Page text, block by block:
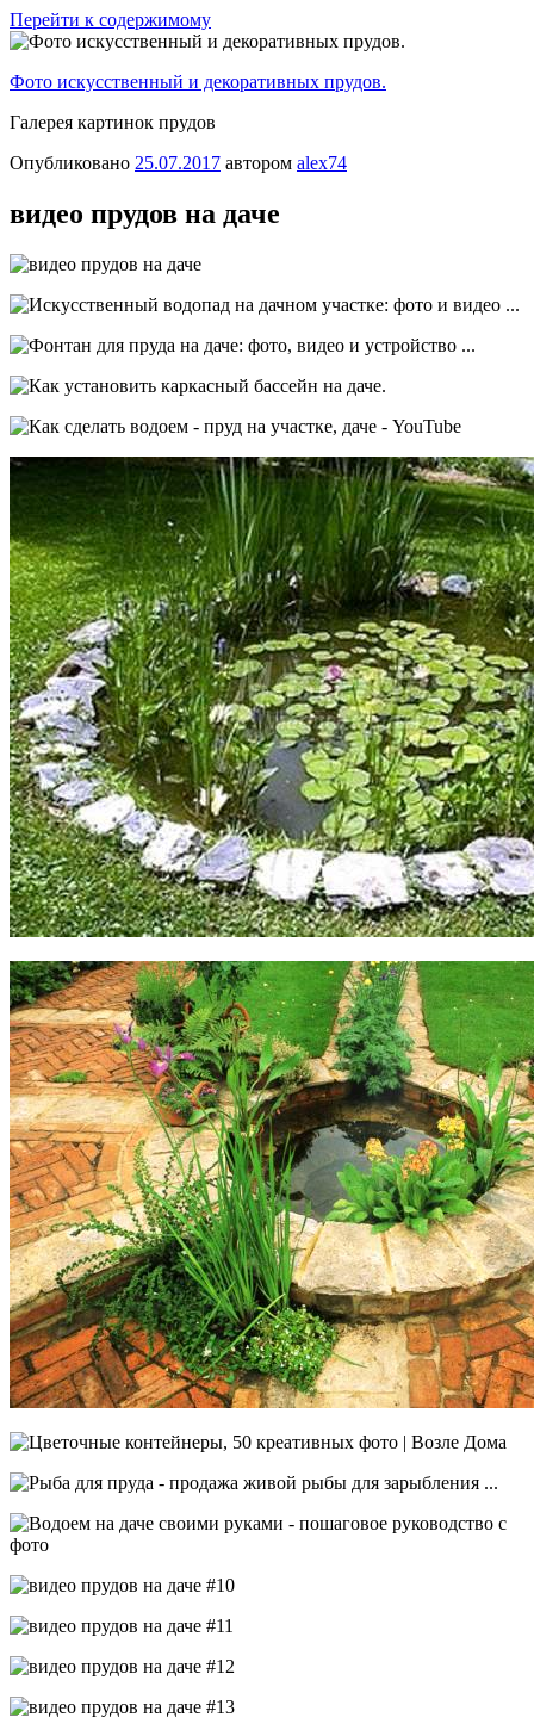
Перейти к содержимому
Фото искусственный и декоративных прудов.
Галерея картинок прудов
Опубликовано 25.07.2017 автором alex74
видео прудов на даче